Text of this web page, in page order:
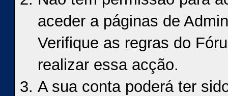
aceder a páginas de
Verifique as regras do
realizar essa acção.
A sua conta poderá ter